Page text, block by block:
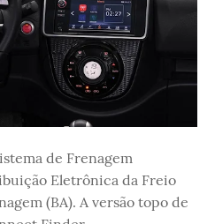
de Frenagem
Eletrônica da Freio
(BA). A versão topo de